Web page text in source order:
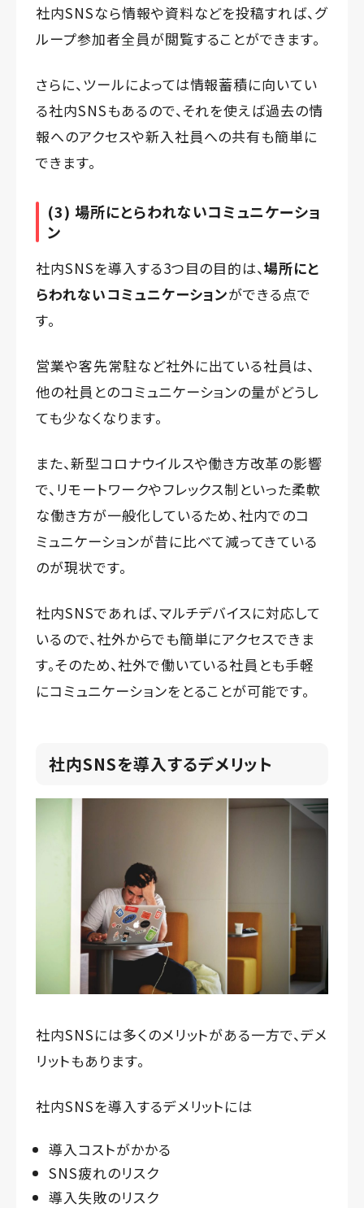
社内SNSなら情報や資料などを投稿すれば、グ
ループ参加者全員が閲覧することができます。
さらに、ツールによっては情報蓄積に向いてい
る社内SNSもあるので、それを使えば過去の情
報へのアクセスや新入社員への共有も簡単に
できます。
(3) 場所にとらわれないコミュニケーショ
ン
社内SNSを導入する3つ目の目的は、場所にと
らわれないコミュニケーションができる点で
す。
営業や客先常駐など社外に出ている社員は、
他の社員とのコミュニケーションの量がどうし
ても少なくなります。
また、新型コロナウイルスや働き方改革の影響
で、リモートワークやフレックス制といった柔軟
な働き方が一般化しているため、社内でのコ
ミュニケーションが昔に比べて減ってきている
のが現状です。
社内SNSであれば、マルチデバイスに対応して
いるので、社外からでも簡単にアクセスできま
す。そのため、社外で働いている社員とも手軽
にコミュニケーションをとることが可能です。
社内SNSを導入するデメリット
社内SNSには多くのメリットがある一方で、デメ
リットもあります。
社内SNSを導入するデメリットには
導入コストがかかる
SNS疲れのリスク
導入失敗のリスク